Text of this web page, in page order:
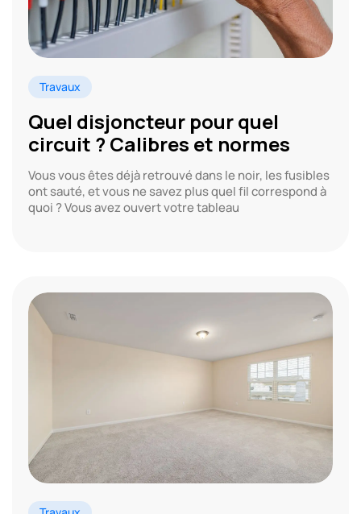
Travaux
Quel disjoncteur pour quel
circuit ? Calibres et normes
Vous vous êtes déjà retrouvé dans le noir, les fusibles
ont sauté, et vous ne savez plus quel fil correspond à
quoi ? Vous avez ouvert votre tableau